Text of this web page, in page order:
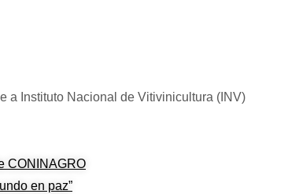
a Instituto Nacional de Vitivinicultura (INV)
CONINAGRO
en paz”